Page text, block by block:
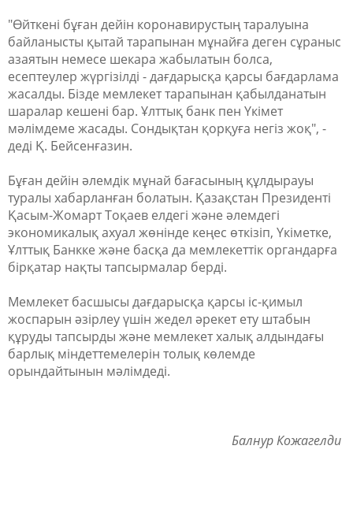
"Өйткені бұған дейін коронавирустың таралуына
байланысты қытай тарапынан мұнайға деген сұраныс
азаятын немесе шекара жабылатын болса,
есептеулер жүргізілді - дағдарысқа қарсы бағдарлама
жасалды. Бізде мемлекет тарапынан қабылданатын
шаралар кешені бар. Ұлттық банк пен Үкімет
мәлімдеме жасады. Сондықтан қорқуға негіз жоқ", -
деді Қ. Бейсенғазин.
Бұған дейін әлемдік мұнай бағасының құлдырауы
туралы хабарланған болатын. Қазақстан Президенті
Қасым-Жомарт Тоқаев елдегі және әлемдегі
экономикалық ахуал жөнінде кеңес өткізіп, Үкіметке,
Ұлттық Банкке және басқа да мемлекеттік органдарға
бірқатар нақты тапсырмалар берді.
Мемлекет басшысы дағдарысқа қарсы іс-қимыл
жоспарын әзірлеу үшін жедел әрекет ету штабын
құруды тапсырды және мемлекет халық алдындағы
барлық міндеттемелерін толық көлемде
орындайтынын мәлімдеді.
Балнур Кожагелди